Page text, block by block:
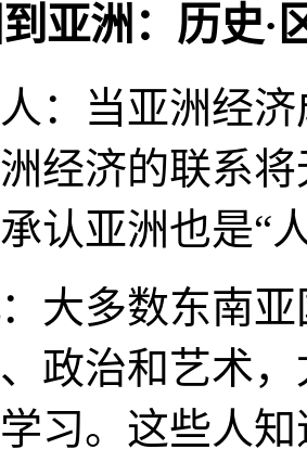
亚洲：历史·
：当亚洲经
经济的联系
认亚洲也是“
：大多数东南
政治和艺术
习。这些人